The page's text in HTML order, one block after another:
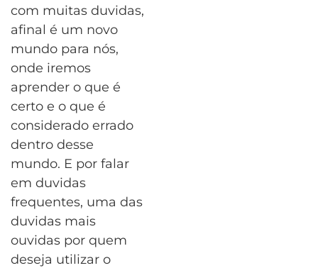
com muitas duvidas,
afinal é um novo
mundo para nós,
onde iremos
aprender o que é
certo e o que é
considerado errado
dentro desse
mundo. E por falar
em duvidas
frequentes, uma das
duvidas mais
ouvidas por quem
deseja utilizar o